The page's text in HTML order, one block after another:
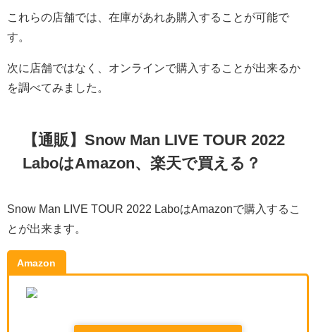
これらの店舗では、在庫があれあ購入することが可能で
す。
次に店舗ではなく、オンラインで購入することが出来るか
を調べてみました。
【通販】Snow Man LIVE TOUR 2022
LaboはAmazon、楽天で買える？
Snow Man LIVE TOUR 2022 LaboはAmazonで購入するこ
とが出来ます。
Amazon